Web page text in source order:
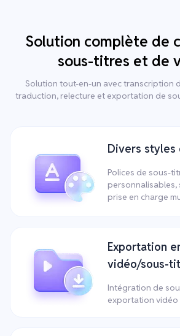
Solution complète de
sous-titres et de
Solution tout-en-un avec transcription
traduction, relecture et exportation de
Divers styles
Polices de sous-
prise en charge
Exportation
vidéo/sous-
Intégration de
exportation vidéo